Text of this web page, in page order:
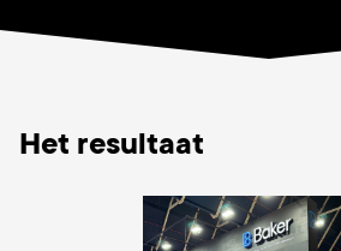
Het resultaat